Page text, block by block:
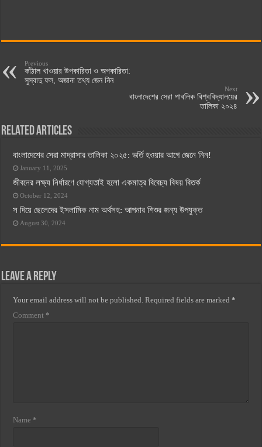
Previous
কাঁঠাল খাওয়ার উপকারিতা ও অপকারিতা:
সুস্বাদু ফল, অজানা তথ্য জেন নিন
Next
বাংলাদেশের সেরা পাবলিক বিশ্ববিদ্যালয়ের
তালিকা ২০২৪
Related Articles
বাংলাদেশের সেরা মাদ্রাসার তালিকা ২০২৫: ভর্তি হওয়ার আগে জেনে নিন!
January 11, 2025
জীবনের লক্ষ্য নির্ধারণে যোগ্যতাই হলো একমাত্র বিবেচ্য বিষয় বিতর্ক
October 12, 2024
স দিয়ে ছেলেদের ইসলামিক নাম অর্থসহ: আপনার শিশুর জন্য উপযুক্ত
August 30, 2024
Leave a Reply
Your email address will not be published. Required fields are marked*
Comment *
Name *